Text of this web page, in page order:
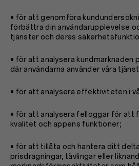
• för att genomföra
förbättra din användarupplevelse
tjänster och deras
• för att analysera kundmarknaden
där användarna använder våra
• för att analysera effektiviteten i
• för att analysera felloggar för att
kvalitet och appens funktioner;
• för att tillåta och hantera ditt
prisdragningar, tävlingar eller